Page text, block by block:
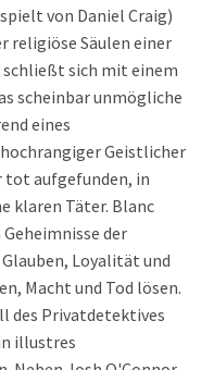
von Daniel Craig)
religiöse Säulen einer
sich mit einem
scheinbar unmögliche
eines
Geistlicher
tot aufgefunden, in
klaren Täter. Blanc
der
Loyalität und
Macht und Tod lösen.
des Privatdetektives
illustres